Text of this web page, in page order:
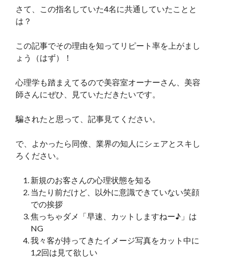
さて、この指名していた4名に共通していたことと
は？
この記事でその理由を知ってリピート率を上がまし
ょう（はず）！
心理学も踏まえてるので美容室オーナーさん、美容
師さんにぜひ、見ていただきたいです。
騙されたと思って、記事見てください。
で、よかったら同僚、業界の知人にシェアとスキし
ろください。
新規のお客さんの心理状態を知る
当たり前だけど、以外に意識できていない笑顔
での挨拶
焦っちゃダメ「早速、カットしますねー♪」は
NG
我々客が持ってきたイメージ写真をカット中に
1,2回は見て欲しい